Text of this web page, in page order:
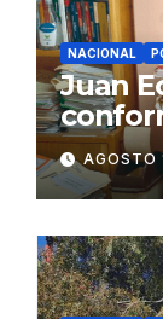
NACIONAL
Juan
AGOSTO